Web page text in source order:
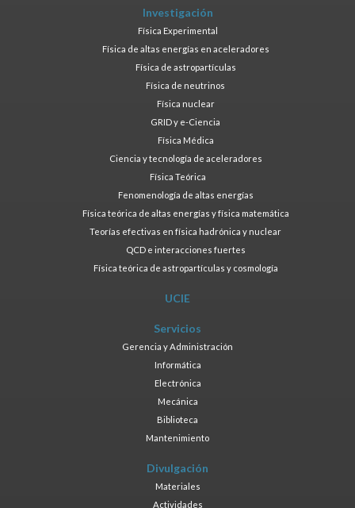
Investigación
Física Experimental
Física de altas energías en aceleradores
Física de astropartículas
Física de neutrinos
Física nuclear
GRID y e-Ciencia
Física Médica
Ciencia y tecnología de aceleradores
Física Teórica
Fenomenología de altas energías
Física teórica de altas energías y física matemática
Teorías efectivas en física hadrónica y nuclear
QCD e interacciones fuertes
Física teórica de astropartículas y cosmología
UCIE
Servicios
Gerencia y Administración
Informática
Electrónica
Mecánica
Biblioteca
Mantenimiento
Divulgación
Materiales
Actividades